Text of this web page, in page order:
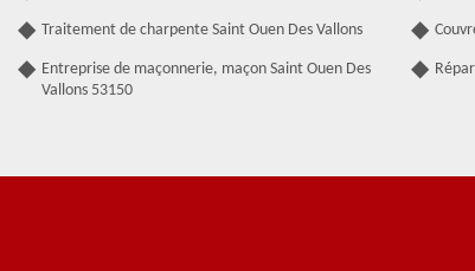
Traitement de charpente Saint Ouen Des Vallons
Entreprise de maçonnerie, maçon Saint Ouen Des
Vallons 53150